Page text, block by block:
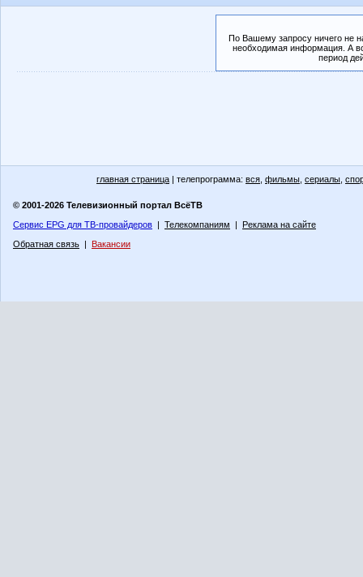
По Вашему запросу ничего не
необходимая информация. А
период
главная страница | телепрограмма: вся фильмы сериалы
© 2001-2026 Телевизионный портал ВсёТВ
Сервис EPG для ТВ-провайдеров | Телекомпаниям | Реклама на сайте
Обратная связь | Вакансии